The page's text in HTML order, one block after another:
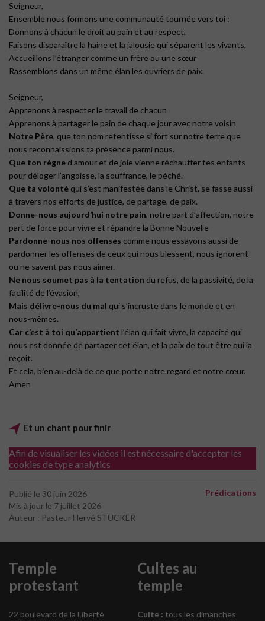
Seigneur,
Ensemble nous formons une communauté tournée vers toi :
Donnons à chacun le droit au pain et au respect,
Faisons disparaître la haine et la jalousie qui séparent les vivants,
Accueillons l’étranger comme un frère ou une sœur
Rassemblons dans un même élan les ouvriers de paix.
Seigneur,
Apprenons à respecter le travail de chacun
Apprenons à partager le pain de chaque jour avec notre voisin
Notre Père, que ton nom retentisse si fort sur notre terre que
nous reconnaissions ta présence parmi nous.
Que ton règne d’amour et de joie vienne réchauffer tes enfants
pour déloger l’angoisse, la souffrance, le péché.
Que ta volonté qui s’est manifestée dans le Christ, se fasse aussi
à travers nos efforts de justice, de partage, de paix.
Donne-nous aujourd’hui notre pain, notre part d’affection, notre
part de force pour vivre et répandre la Bonne Nouvelle
Pardonne-nous nos offenses comme nous essayons aussi de
pardonner les offenses de ceux qui nous blessent, nous ignorent
ou ne savent pas nous aimer.
Ne nous soumet pas à la tentation du refus, de la passivité, de la
facilité de l’évasion,
Mais délivre-nous du mal qui s’incruste dans le monde et en
nous-mêmes.
Car c’est à toi qu’appartient l’élan qui fait vivre, la capacité qui
nous est donnée de partager cet élan, et la paix de tout être qui la
reçoit.
Et cela, bien au-delà de ce que porte notre regard et notre cœur.
Amen
Et un chant pour finir
Afin de visualiser les vidéos il est nécessaire d'accepter les
cookies de type analytics
Publié le 30 juin 2026
Mis à jour le 7 juillet 2026
Auteur : Pasteur Hervé STÜCKER
Prédications
Temple
protestant
22 boulevard de la Liberté
Cultes au
temple
Culte : tous les dimanches